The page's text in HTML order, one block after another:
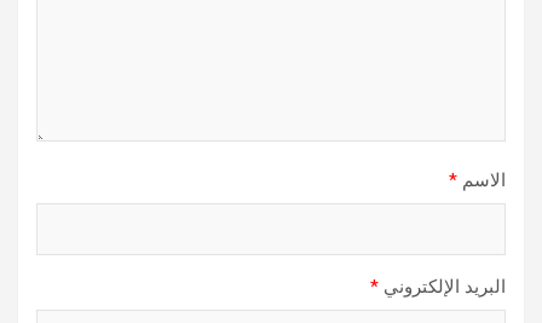
الاسم *
البريد الإلكتروني *